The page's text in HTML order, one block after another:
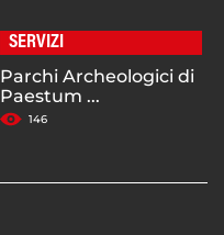
SERVIZI
Parchi Archeologici di
Paestum ...
146